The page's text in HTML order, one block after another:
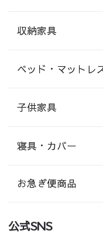
収納家具
ベッド・マットレ
子供家具
寝具・カバー
お急ぎ便商品
公式SNS